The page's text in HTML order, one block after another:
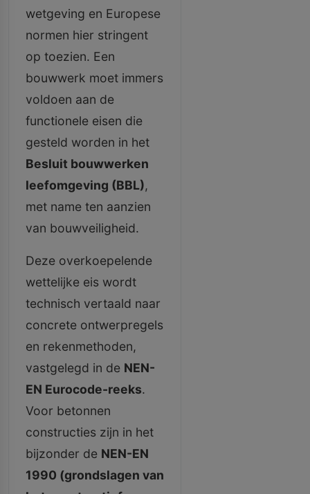
wetgeving en Europese
normen hier stringent
op toezien. Een
bouwwerk moet immers
voldoen aan de
functionele eisen die
gesteld worden in het
Besluit bouwwerken
leefomgeving (BBL),
met name ten aanzien
van bouwveiligheid.
Deze overkoepelende
wettelijke eis wordt
technisch vertaald naar
concrete ontwerpregels
en rekenmethoden,
vastgelegd in de NEN-
EN Eurocode-reeks.
Voor betonnen
constructies zijn in het
bijzonder de NEN-EN
1990 (grondslagen van